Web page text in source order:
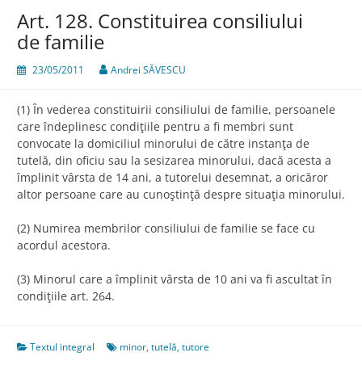
Art. 128. Constituirea consiliului
de familie
23/05/2011 Andrei SĂVESCU
(1) În vederea constituirii consiliului de familie, persoanele
care îndeplinesc condiţiile pentru a fi membri sunt
convocate la domiciliul minorului de către instanţa de
tutelă, din oficiu sau la sesizarea minorului, dacă acesta a
împlinit vârsta de 14 ani, a tutorelui desemnat, a oricăror
altor persoane care au cunoştinţă despre situaţia minorului.
(2) Numirea membrilor consiliului de familie se face cu
acordul acestora.
(3) Minorul care a împlinit vârsta de 10 ani va fi ascultat în
condiţiile art. 264.
Textul integral minor,tutelă,tutore